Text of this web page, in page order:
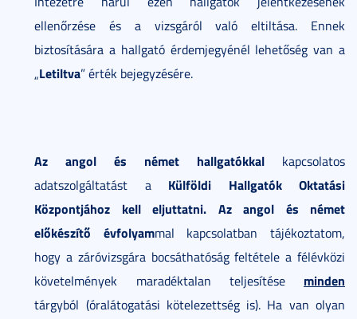
ellenőrzése és a vizsgáról való eltiltása. Ennek
biztosítására a hallgató érdemjegyénél lehetőség van a
„Letiltva” érték bejegyzésére.
Az angol és német hallgatókkal kapcsolatos
adatszolgáltatást a Külföldi Hallgatók Oktatási
Központjához kell eljuttatni. Az angol és német
előkészítő évfolyammal kapcsolatban tájékoztatom,
hogy a záróvizsgára bocsáthatóság feltétele a félévközi
követelmények maradéktalan teljesítése minden
tárgyból (óralátogatási kötelezettség is). Ha van olyan